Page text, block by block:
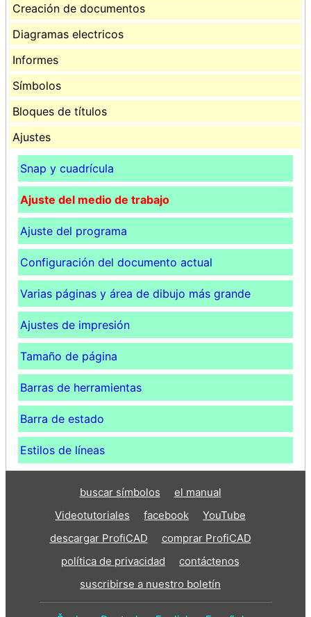
Creación de documentos
Diagramas electricos
Informes
Símbolos
Bloques de títulos
Ajustes
Snap y cuadrícula
Ajuste del medio de trabajo
Ajuste del programa
Configuración del documento actual
Varias páginas y área de dibujo más grande
Ajustes de impresión
Tamaño de página
Barras de herramientas
Barra de estado
Estilos de líneas
buscar símbolos
el manual
Videotutoriales
facebook
YouTube
descargar ProfiCAD
comprar ProfiCAD
política de privacidad
contáctenos
suscribirse a nuestro boletín